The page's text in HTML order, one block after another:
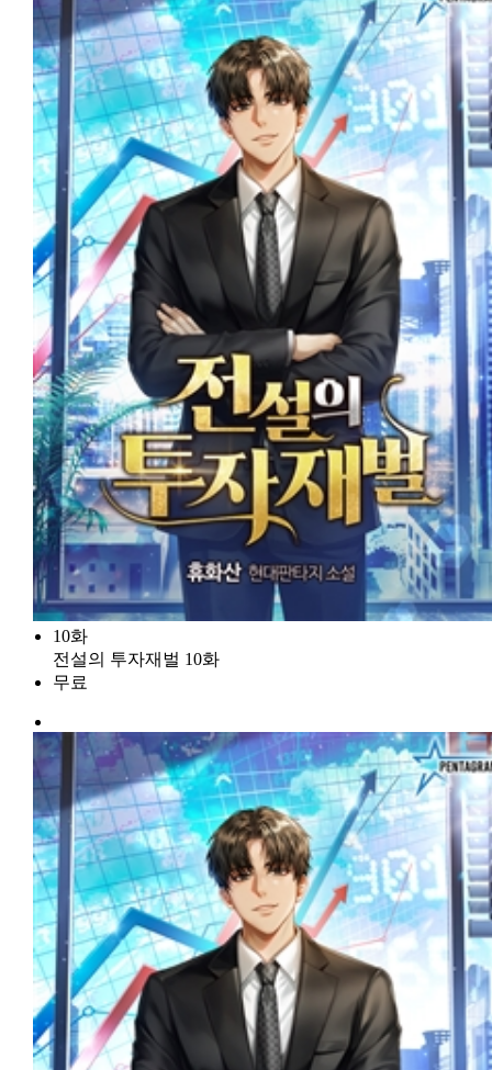
10화
전설의 투자재벌 10화
무료